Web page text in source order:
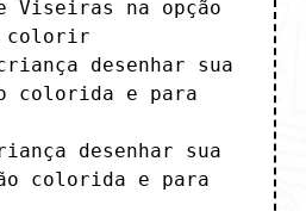
Viseiras na opção
colorir
desenhar sua
colorida e para
desenhar sua
colorida e para